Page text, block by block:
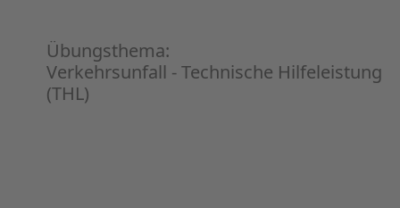
Übungsthema:
Verkehrsunfall - Technische Hilfeleistung
(THL)